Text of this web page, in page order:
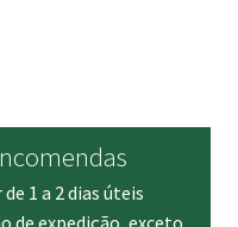
1 a 2 dias úteis